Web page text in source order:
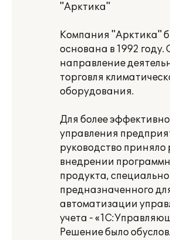
"Арктика"
Компания "Арктика"
основана в 1992 году.
направление
торговля
оборудования.
Для более
управления
руководство приняло
внедрении
продукта, специально
предназначенного
автоматизации
учета -
Решение было